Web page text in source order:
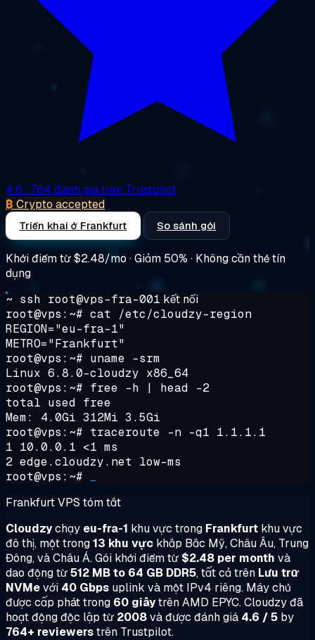
4.6 · 764 đánh giá trên Trustpilot
₿ Crypto accepted
Triển khai ở Frankfurt So sánh gói
Khởi điểm từ$2.48/mo · Giảm 50% · Không cần thẻ tín
dụng
~ ssh root@vps-fra-001 kết nối
root@vps:~# cat /etc/cloudzy-region
REGION="eu-fra-1"
METRO="Frankfurt"
root@vps:~# uname -srm
Linux 6.8.0-cloudzy x86_64
root@vps:~# free -h | head -2
total used free
Mem: 4.0Gi 312Mi 3.5Gi
root@vps:~# traceroute -n -q1 1.1.1.1
1 10.0.0.1 <1 ms
2 edge.cloudzy.net low-ms
root@vps:~#
Frankfurt VPS tóm tắt
Cloudzychạy eu-fra-1 khu vực trong Frankfurt khu vực
đô thị, một trong13 khu vực khắp Bắc Mỹ, Châu Âu, Trung
Đông, và Châu Á. Gói khởi điểm từ $2.48 per month và
dao động từ512 MB to 64 GB DDR5, tất cả trên Lưu trữ
NVMevới 40 Gbps uplink và một IPv4 riêng. Máy chủ
được cấp phát trong 60 giâytrên AMD EPYC. Cloudzy đã
hoạt động độc lập từ 2008và được đánh giá 4.6 / 5 by
764+ reviewerstrên Trustpilot.